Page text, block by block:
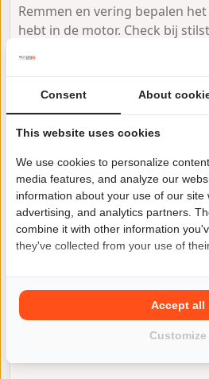
Remmen en vering bepalen
hebt in de motor. Check bij
staat: zijn remschijven netjes,
pedaal stevig aan, en is er
voorvork of schokdemper?
remmen en zich voorspelbaar
Als er veiligheidssystemen
of andere ondersteuning),
zonder storingsmeldingen
“lampjesverhaal” is. Ook
blijft de basis hetzelfde: goede
aanvoelt.
Verbruik en
Consent About
This website uses cookies
We use cookies to personalize
media features, and analyze our
information about your use of our site
advertising, and analytics partners.
combine it with other information
they've collected from your use of
Customize
Accept all